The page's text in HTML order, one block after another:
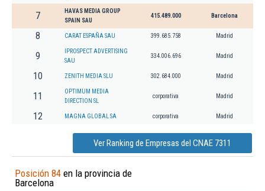
7
HAVAS MEDIA GROUP
SPAIN SAU
415.489.000 Barcelona
8 CARAT ESPAÑA SAU 399.685.758 Madrid
9
IPROSPECT ADVERTISING
SAU
334.006.696 Madrid
10 ZENITH MEDIA SLU 302.684.000 Madrid
11
OPTIMUM MEDIA
DIRECTION SL
corporativa Madrid
12 MAGNA GLOBAL SA corporativa Madrid
Ver Ranking de Empresas del CNAE 7311
Posición 84 en la provincia de
Barcelona